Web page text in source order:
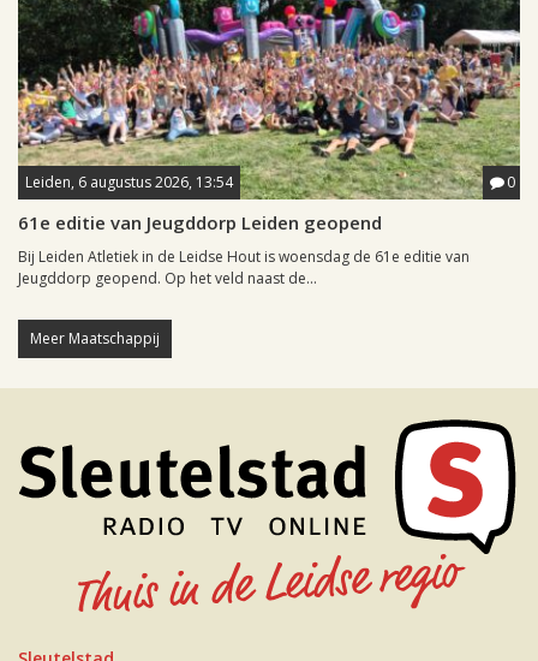
Leiden, 6 augustus 2026, 13:54 0
61e editie van Jeugddorp Leiden geopend
Bij Leiden Atletiek in de Leidse Hout is woensdag de 61e editie van
Jeugddorp geopend. Op het veld naast de...
Meer Maatschappij